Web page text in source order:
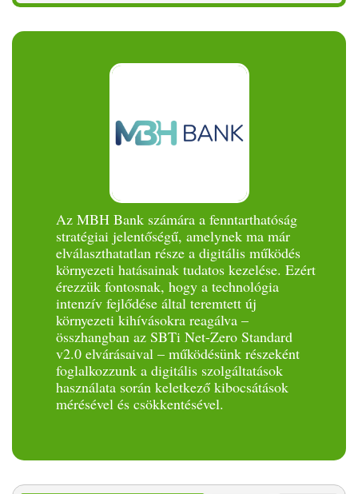
Az MBH Bank számára a fenntarthatóság
stratégiai jelentőségű, amelynek ma már
elválaszthatatlan része a digitális működés
környezeti hatásainak tudatos kezelése. Ezért
érezzük fontosnak, hogy a technológia
intenzív fejlődése által teremtett új
környezeti kihívásokra reagálva –
összhangban az SBTi Net-Zero Standard
v2.0 elvárásaival – működésünk részeként
foglalkozzunk a digitális szolgáltatások
használata során keletkező kibocsátások
mérésével és csökkentésével.